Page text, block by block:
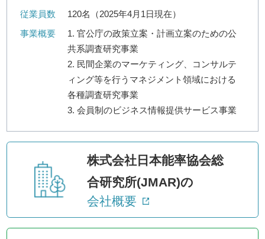
従業員数
120名（2025年4月1日現在）
事業概要
1. 官公庁の政策立案・計画立案のための公
共系調査研究事業
2. 民間企業のマーケティング、コンサルテ
ィング等を行うマネジメント領域における
各種調査研究事業
3. 会員制のビジネス情報提供サービス事業
株式会社日本能率協会総
合研究所(JMAR)の
会社概要